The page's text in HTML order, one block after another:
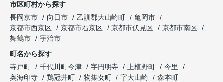
市区町村から探す
長岡京市
向日市 乙訓郡大山崎町
亀岡市
京都市西京区
京都市右京区 京都市伏見区
京都市南区
舞鶴市
宇治市
町名から探す
寺戸町
千代川町今津 字円明寺 上植野町
今里
奥海印寺
鶏冠井町 物集女町 字大山崎
森本町